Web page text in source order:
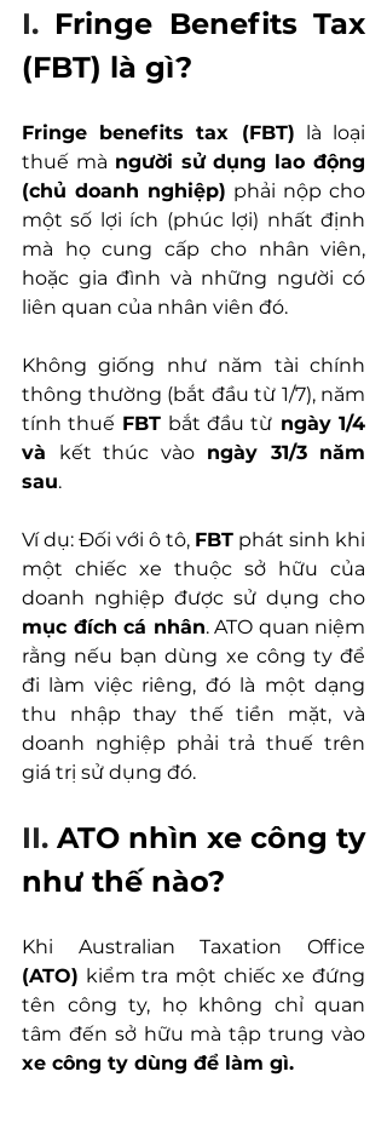
I. Fringe Benefits Tax
(FBT) là gì?
Fringe benefits tax (FBT) là loại
thuế mà người sử dụng lao động
(chủ doanh nghiệp) phải nộp cho
một số lợi ích (phúc lợi) nhất định
mà họ cung cấp cho nhân viên,
hoặc gia đình và những người có
liên quan của nhân viên đó.
Không giống như năm tài chính
thông thường (bắt đầu từ 1/7), năm
tính thuế FBT bắt đầu từ ngày 1/4
và kết thúc vào ngày 31/3 năm
sau.
Ví dụ: Đối với ô tô, FBT phát sinh khi
một chiếc xe thuộc sở hữu của
mục đích cá nhân. ATO quan niệm
rằng nếu bạn dùng xe công ty để
đi làm việc riêng, đó là một dạng
thu nhập thay thế tiền mặt, và
doanh nghiệp phải trả thuế trên
giá trị sử dụng đó.
II. ATO nhìn xe công ty
như thế nào?
(ATO) kiểm tra một chiếc xe đứng
tên công ty, họ không chỉ quan
xe công ty dùng để làm gì.